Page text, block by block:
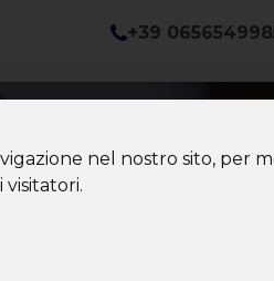
nel nostro sito, per
+39